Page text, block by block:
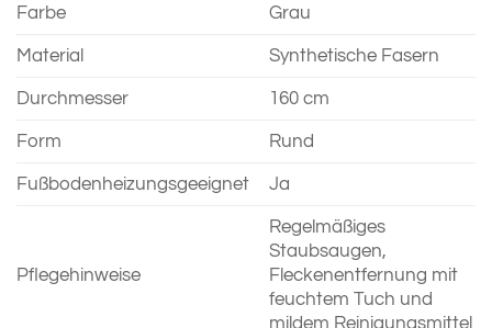
Farbe Grau
Material Synthetische Fasern
Durchmesser 160 cm
Form Rund
Fußbodenheizungsgeeignet Ja
Pflegehinweise
Regelmäßiges
Staubsaugen,
Fleckenentfernung mit
feuchtem Tuch und
mildem Reinigungsmittel